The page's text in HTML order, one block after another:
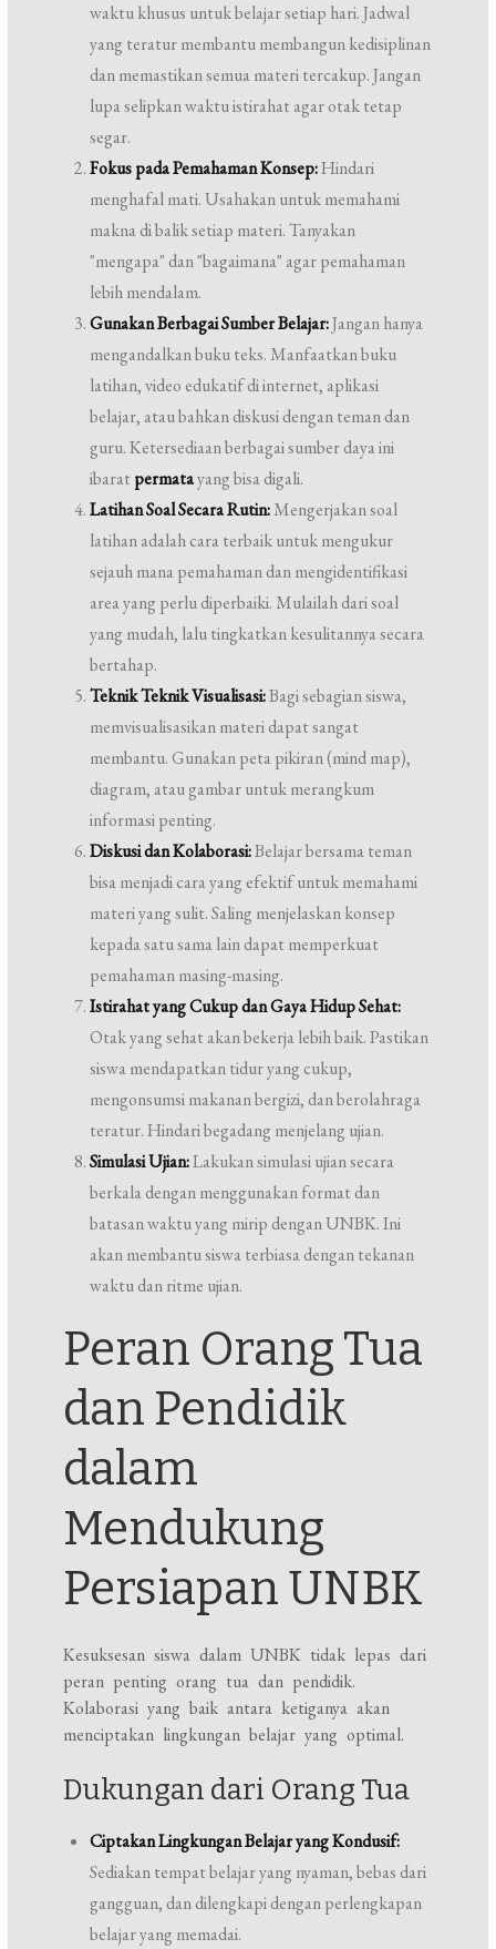
waktu khusus untuk belajar setiap hari. Jadwal
yang teratur membantu membangun kedisiplinan
dan memastikan semua materi tercakup. Jangan
lupa selipkan waktu istirahat agar otak tetap
segar.
Fokus pada Pemahaman Konsep:Hindari
menghafal mati. Usahakan untuk memahami
makna di balik setiap materi. Tanyakan
"mengapa" dan "bagaimana" agar pemahaman
lebih mendalam.
Gunakan Berbagai Sumber Belajar:Jangan hanya
mengandalkan buku teks. Manfaatkan buku
latihan, video edukatif di internet, aplikasi
belajar, atau bahkan diskusi dengan teman dan
guru. Ketersediaan berbagai sumber daya ini
ibaratpermatayang bisa digali.
Latihan Soal Secara Rutin:Mengerjakan soal
latihan adalah cara terbaik untuk mengukur
sejauh mana pemahaman dan mengidentifikasi
area yang perlu diperbaiki. Mulailah dari soal
yang mudah, lalu tingkatkan kesulitannya secara
bertahap.
Teknik Teknik Visualisasi:Bagi sebagian siswa,
memvisualisasikan materi dapat sangat
membantu. Gunakan peta pikiran (mind map),
diagram, atau gambar untuk merangkum
informasi penting.
Diskusi dan Kolaborasi:Belajar bersama teman
bisa menjadi cara yang efektif untuk memahami
materi yang sulit. Saling menjelaskan konsep
kepada satu sama lain dapat memperkuat
pemahaman masing-masing.
Istirahat yang Cukup dan Gaya Hidup Sehat:
Otak yang sehat akan bekerja lebih baik. Pastikan
siswa mendapatkan tidur yang cukup,
mengonsumsi makanan bergizi, dan berolahraga
teratur. Hindari begadang menjelang ujian.
Simulasi Ujian:Lakukan simulasi ujian secara
berkala dengan menggunakan format dan
batasan waktu yang mirip dengan UNBK. Ini
akan membantu siswa terbiasa dengan tekanan
waktu dan ritme ujian.
Peran Orang Tua
dan Pendidik
dalam
Mendukung
Persiapan UNBK
Kesuksesan siswa dalam UNBK tidak lepas dari
peran penting orang tua dan pendidik.
Kolaborasi yang baik antara ketiganya akan
menciptakan lingkungan belajar yang optimal.
Dukungan dari Orang Tua
Ciptakan Lingkungan Belajar yang Kondusif:
Sediakan tempat belajar yang nyaman, bebas dari
gangguan, dan dilengkapi dengan perlengkapan
belajar yang memadai.